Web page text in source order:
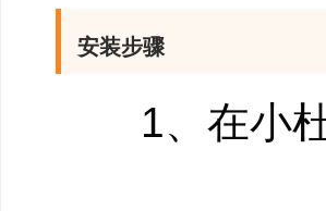
智能AI深度
免费预览丢
转转大师
安装步骤
1、在小杜